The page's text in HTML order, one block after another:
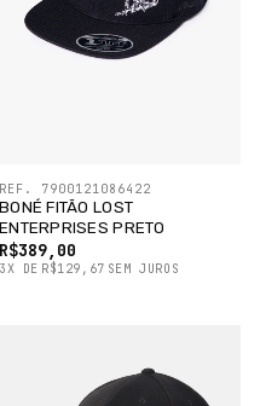
BONÉ FITÃO LOST
ENTERPRISES PRETO
R$389,00
3X DE R$129,67 SEM JUROS
REF. 7900121086422